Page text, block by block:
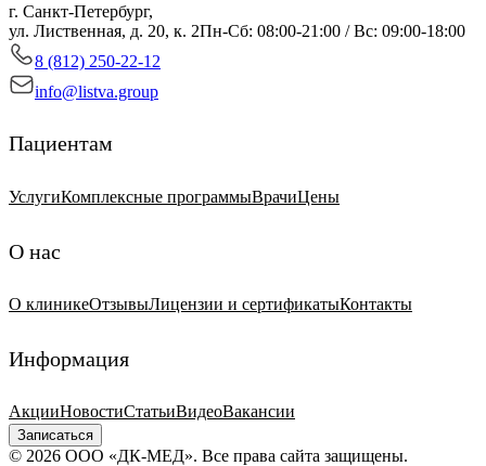
г. Санкт-Петербург,
ул. Лиственная, д. 20, к. 2Пн-Сб: 08:00-21:00 / Вс: 09:00-18:00
8 (812) 250-22-12
info@listva.group
Пациентам
УслугиКомплексные программыВрачиЦены
О нас
О клиникеОтзывыЛицензии и сертификатыКонтакты
Информация
АкцииНовостиСтатьиВидеоВакансии
Записаться
© 2026 ООО «ДК-МЕД». Все права сайта защищены.